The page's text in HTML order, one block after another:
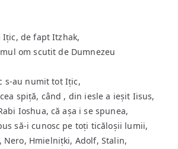
Ițic, de fapt Itzhak,
om scutit de Dumnezeu
s-au numit tot Ițic,
spiță, când , din iesle a ieșit Iisus,
Ioshua, că așa i se spunea,
să-i cunosc pe toți ticăloșii lumii,
Nero, Hmielnițki, Adolf, Stalin,